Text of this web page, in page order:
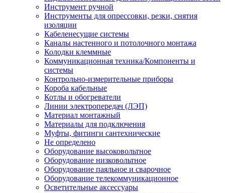
Инструмент ручной
Инструменты для опрессовки, резки, снятия
изоляции
Кабеленесущие системы
Каналы настенного и потолочного монтажа
Колодки клеммные
Коммуникационная техника/Компоненты и
системы
Контрольно-измерительные приборы
Короба кабельные
Котлы и обогреватели
Линии электропередач (ЛЭП)
Материал монтажный
Материалы для подключения
Муфты, фитинги сантехнические
Не определено
Оборудование высоковольтное
Оборудование низковольтное
Оборудование паяльное и сварочное
Оборудование телекоммуникационное
Осветительные аксессуары